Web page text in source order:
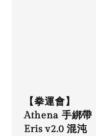
【拳運會】
Athena 手綁帶
Eris v2.0 混沌